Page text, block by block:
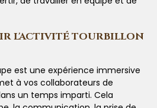
L'ACTIVITÉ TOURBILLON
est une expérience immersive
à vos collaborateurs de
un temps imparti. Cela